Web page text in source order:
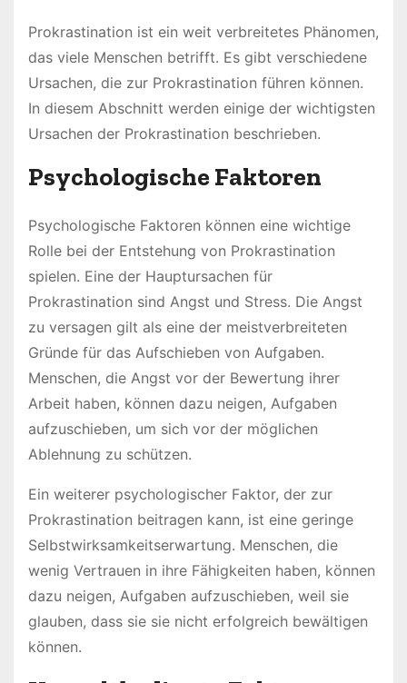
Prokrastination ist ein weit verbreitetes Phänomen,
das viele Menschen betrifft. Es gibt verschiedene
Ursachen, die zur Prokrastination führen können.
In diesem Abschnitt werden einige der wichtigsten
Ursachen der Prokrastination beschrieben.
Psychologische Faktoren
Psychologische Faktoren können eine wichtige
Rolle bei der Entstehung von Prokrastination
spielen. Eine der Hauptursachen für
Prokrastination sind Angst und Stress. Die Angst
zu versagen gilt als eine der meistverbreiteten
Gründe für das Aufschieben von Aufgaben.
Menschen, die Angst vor der Bewertung ihrer
Arbeit haben, können dazu neigen, Aufgaben
aufzuschieben, um sich vor der möglichen
Ablehnung zu schützen.
Ein weiterer psychologischer Faktor, der zur
Prokrastination beitragen kann, ist eine geringe
Selbstwirksamkeitserwartung. Menschen, die
wenig Vertrauen in ihre Fähigkeiten haben, können
dazu neigen, Aufgaben aufzuschieben, weil sie
glauben, dass sie sie nicht erfolgreich bewältigen
können.